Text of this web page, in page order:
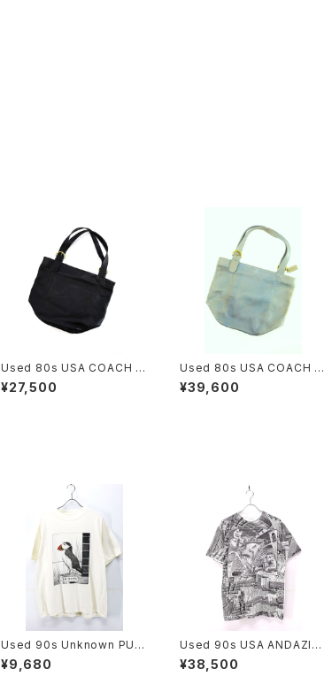
Used 80s USA COACH Bl
ack Color Grab Leather B
ig Size Sholder Tote Bag
¥27,500
Used 80s USA COACH T
urquoise Rare Color Fad
e Grab Leather Big Size
¥39,600
Used 90s Unknown PUF
FIN NUFFIN Both Side An
imal Art graphic T-Shirt S
¥9,680
Used 90s USA ANDAZIA
MC ESCHER Relativity Tri
ck Art All Over Graphic T
¥38,500